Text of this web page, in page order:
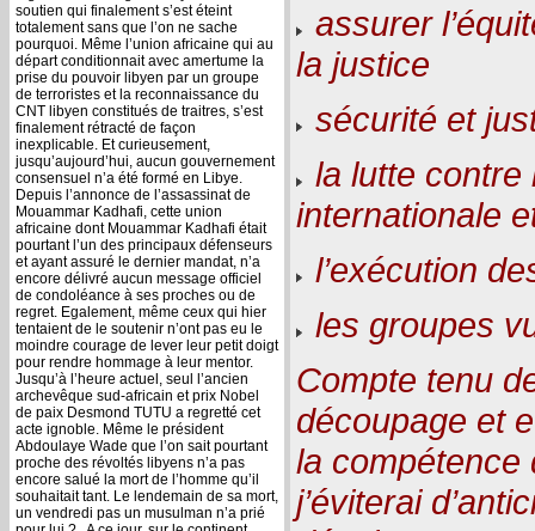
soutien qui finalement s’est éteint
totalement sans que l’on ne sache
pourquoi. Même l’union africaine qui au
départ conditionnait avec amertume la
prise du pouvoir libyen par un groupe
de terroristes et la reconnaissance du
CNT libyen constitués de traitres, s’est
finalement rétracté de façon
inexplicable. Et curieusement,
jusqu’aujourd’hui, aucun gouvernement
consensuel n’a été formé en Libye.
Depuis l’annonce de l’assassinat de
Mouammar Kadhafi, cette union
africaine dont Mouammar Kadhafi était
pourtant l’un des principaux défenseurs
et ayant assuré le dernier mandat, n’a
encore délivré aucun message officiel
de condoléance à ses proches ou de
regret. Egalement, même ceux qui hier
tentaient de le soutenir n’ont pas eu le
moindre courage de lever leur petit doigt
pour rendre hommage à leur mentor.
Jusqu’à l’heure actuel, seul l’ancien
archevêque sud-africain et prix Nobel
de paix Desmond TUTU a regretté cet
acte ignoble. Même le président
Abdoulaye Wade que l’on sait pourtant
proche des révoltés libyens n’a pas
encore salué la mort de l’homme qu’il
souhaitait tant. Le lendemain de sa mort,
un vendredi pas un musulman n’a prié
assurer
la justice
sécurité et
la lutte contre
internationale
l’exécution
les groupes
Compte tenu
découpage et
la compétence
j’éviterai